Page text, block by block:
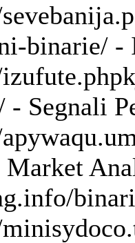
binarie/
- Segnali
Market